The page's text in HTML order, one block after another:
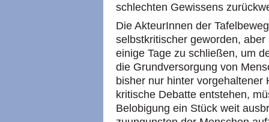
schlechten Gewissens
Die AkteurInnen der
selbstkritischer geworden,
einige Tage zu schließen, um
die Grundversorgung von
bisher nur hinter
kritische Debatte entstehen,
Belobigung ein Stück weit